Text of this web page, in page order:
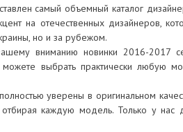
самый объемный каталог
на отечественных дизайнеров,
но и за рубежом.
вниманию новинки 2016-2017
выбрать практически любую
уверены в оригинальном
каждую модель. Только у нас